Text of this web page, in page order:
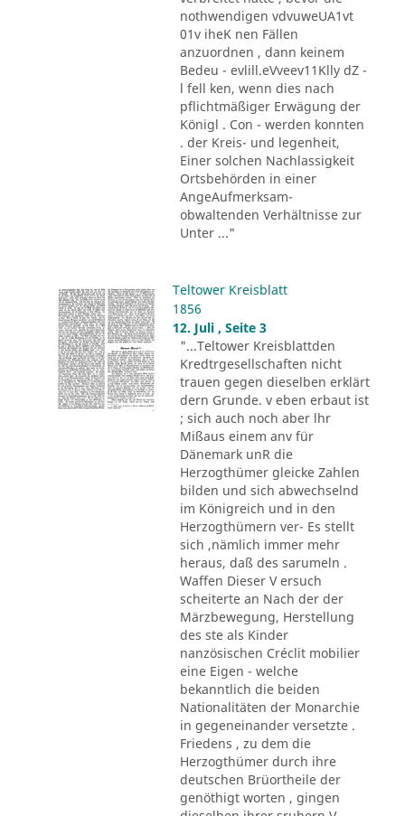
nothwendigen vdvuweUA1vt
01v iheK nen Fällen
anzuordnen , dann keinem
Bedeu - evlill.eVveev11Klly dZ -
l fell ken, wenn dies nach
pflichtmäßiger Erwägung der
Königl . Con - werden konnten
. der Kreis- und legenheit,
Einer solchen Nachlassigkeit
Ortsbehörden in einer
AngeAufmerksam-
obwaltenden Verhältnisse zur
Unter ..."
Teltower Kreisblatt
1856
12. Juli , Seite 3
"...Teltower Kreisblattden
Kredtrgesellschaften nicht
trauen gegen dieselben erklärt
dern Grunde. v eben erbaut ist
; sich auch noch aber lhr
Mißaus einem anv für
Dänemark unR die
Herzogthümer gleicke Zahlen
bilden und sich abwechselnd
im Königreich und in den
Herzogthümern ver- Es stellt
sich ,nämlich immer mehr
heraus, daß des sarumeln .
Waffen Dieser V ersuch
scheiterte an Nach der der
Märzbewegung, Herstellung
des ste als Kinder
nanzösischen Créclit mobilier
eine Eigen - welche
bekanntlich die beiden
Nationalitäten der Monarchie
in gegeneinander versetzte .
Friedens , zu dem die
Herzogthümer durch ihre
deutschen Brüortheile der
genöthigt worten , gingen